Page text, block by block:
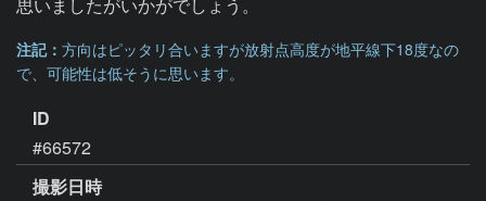
注記： 方向はピッタリ合いますが放射点高度が地平線下18度なの
で、可能性は低そうに思います。
ID
#66572
撮影日時